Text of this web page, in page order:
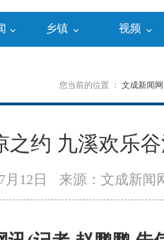
乡镇 视频
您当前的位置 ： 文成新闻网
之约 九溪欢乐
12日 来源：文成新闻